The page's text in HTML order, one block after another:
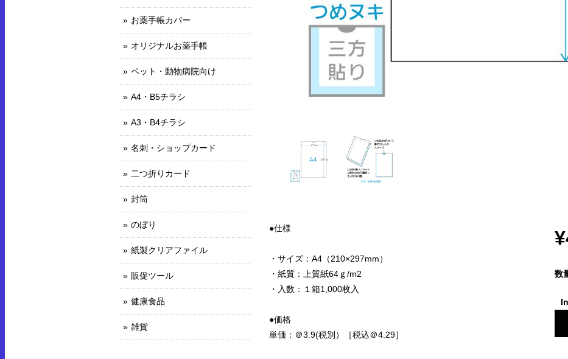
●仕様
・サイズ：A4（210×297mm）
・紙質：上質紙64ｇ/m2
・入数：１箱1,000枚入
●価格
単価：＠3.9(税別）［税込＠4.29］
数
お薬手帳カバー
オリジナルお薬手帳
ペット・動物病院向け
A4・B5チラシ
A3・B4チラシ
名刺・ショップカード
二つ折りカード
封筒
のぼり
紙製クリアファイル
販促ツール
健康食品
雑貨